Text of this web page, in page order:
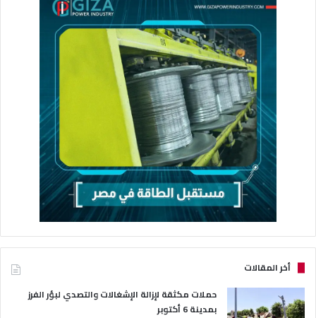
أخر المقالات
حملات مكثقة لإزالة الإشغالات والتصدي لبؤر الفرز
بمدينة 6 أكتوبر